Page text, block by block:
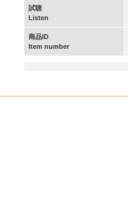
試聴
Listen
商品ID
Item number